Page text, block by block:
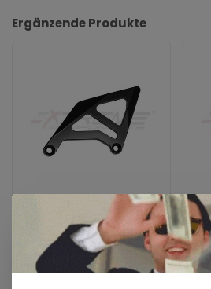
Ergänzende Produkte
EXTREME COMPONENTS
Shift side aluminium
heel guard (large)